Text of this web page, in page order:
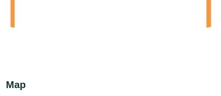
Map